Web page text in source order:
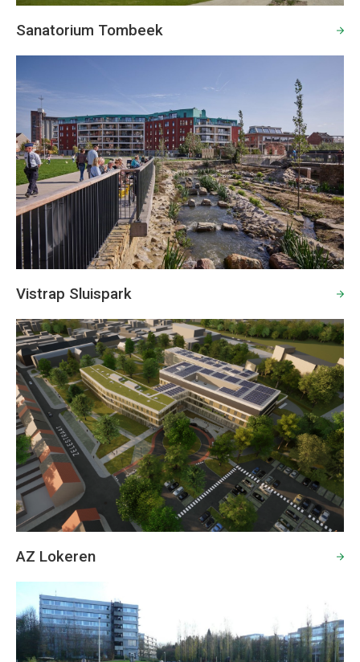
Sanatorium Tombeek
Vistrap Sluispark
AZ Lokeren